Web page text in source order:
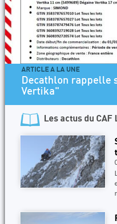
ARTICLE A LA UNE
Decathlon rappelle
Vertika"
Les actus du CAF